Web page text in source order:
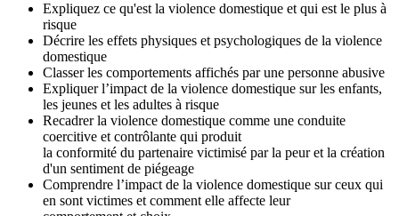
Expliquez ce qu'est la violence domestique et qui est le plus à
risque
Décrire les effets physiques et psychologiques de la violence
domestique
Classer les comportements affichés par une personne abusive
Expliquer l’impact de la violence domestique sur les enfants,
les jeunes et les adultes à risque
Recadrer la violence domestique comme une conduite
coercitive et contrôlante qui produit
la conformité du partenaire victimisé par la peur et la création
d'un sentiment de piégeage
Comprendre l’impact de la violence domestique sur ceux qui
en sont victimes et comment elle affecte leur